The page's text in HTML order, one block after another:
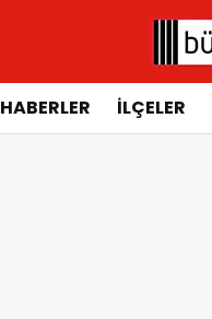
HABERLER İLÇELER